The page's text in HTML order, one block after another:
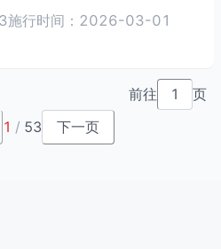
施行时间：2026-03-01
前往
页
1 / 53 下一页